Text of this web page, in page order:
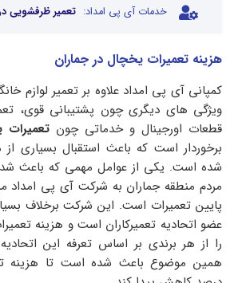
خدمات آی پی امداد: تعمیر ظرفشویی
هزینه تعمیرات یخچال در جماران
کمپانی آی پی امداد علاوه بر تعمیر لوازم
ویژگی های دیگری چون پشتیبانی قوی،
قطعات اورجینال و خدماتی چون تعمیرات
برخوردار است که باعث استقبال بسیاری از
شده است. یکی از عوامل مهمی که باعث
مردم منطقه جماران به شرکت آی پی امداد
پایین تعمیرات است‌. این شرکت برخلاف
عضو اتحادیه تعمیرکاران است و هزینه
را از هر برندی بر اساس تعرفه این